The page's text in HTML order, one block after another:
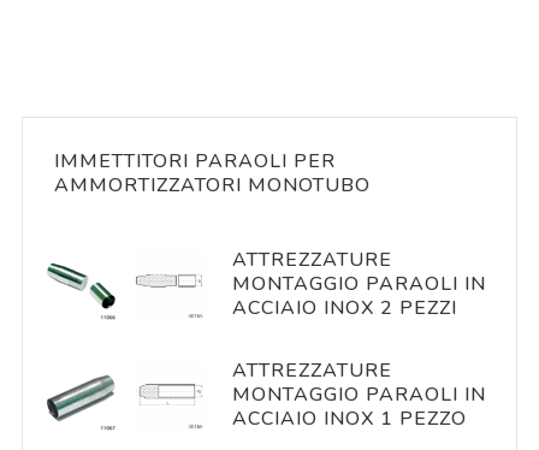
IMMETTITORI PARAOLI PER
AMMORTIZZATORI MONOTUBO
ATTREZZATURE
MONTAGGIO PARAOLI IN
ACCIAIO INOX 2 PEZZI
ATTREZZATURE
MONTAGGIO PARAOLI IN
ACCIAIO INOX 1 PEZZO